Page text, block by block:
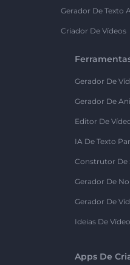
Gerador De Texto
Criador De Vídeos
Gerador De
Gerador De
Editor De
IA De Texto
Construtor De
Gerador De
Gerador De
Ideias De
Apps De